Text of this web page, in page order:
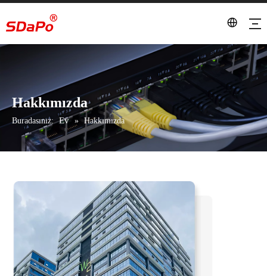
Hakkımızda
Buradasınız: Ev » Hakkımızda